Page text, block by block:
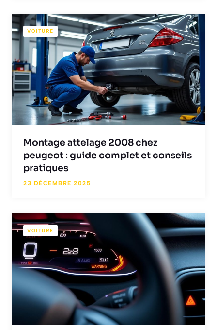
VOITURE
Montage attelage 2008 chez
peugeot : guide complet et conseils
pratiques
23 DÉCEMBRE 2025
VOITURE